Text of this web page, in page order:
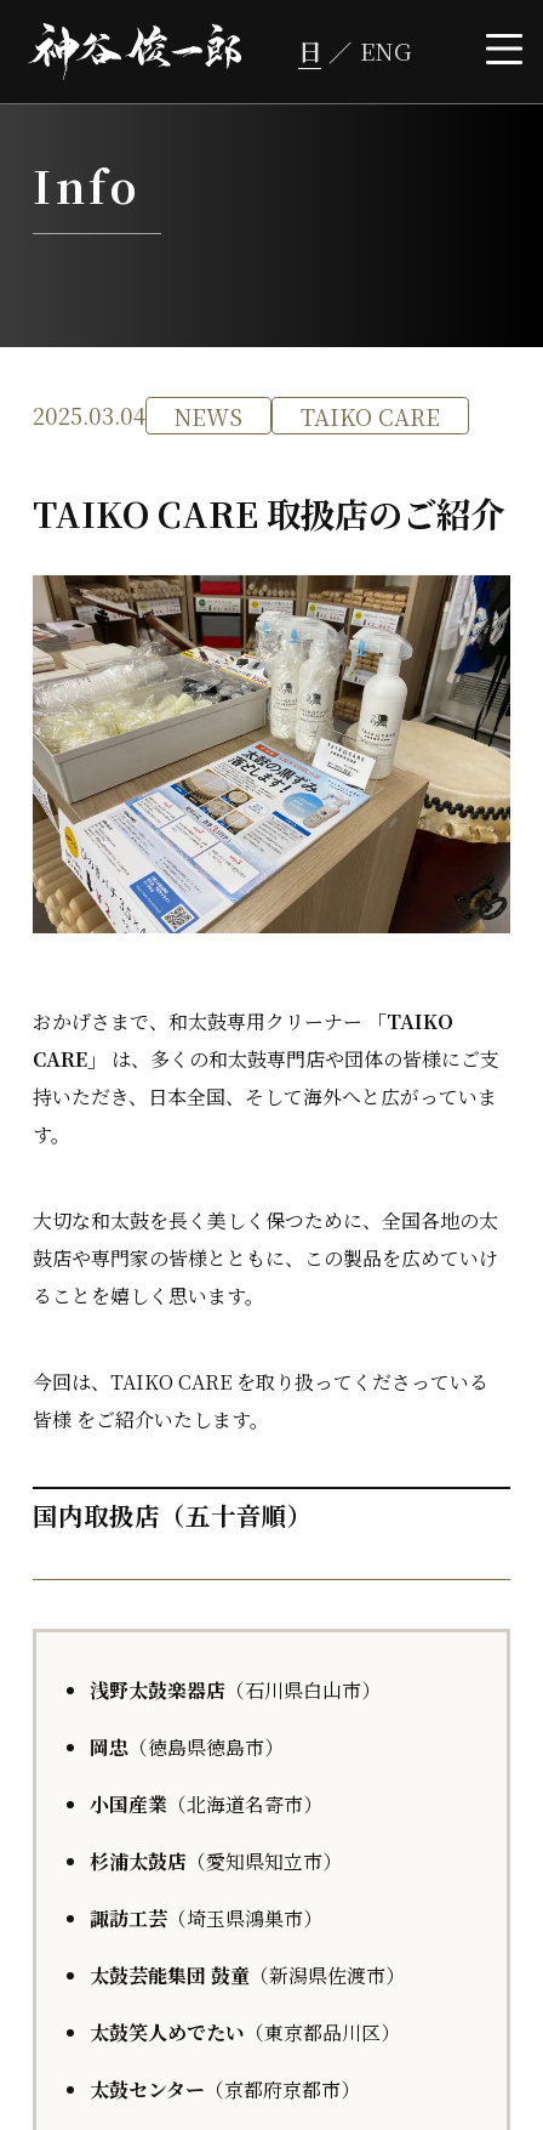
ス
Info
2025.03.04 NEWS TAIKO CARE
TAIKO CARE 取扱店のご紹介
おかげさまで、和太鼓専用クリーナー
「TAIKO
CARE」
は、多くの和太鼓専門店や団体の皆様にご支
持いただき、日本全国、そして海外へと広がっていま
す。
大切な和太鼓を長く美しく保つために、全国各地の太
鼓店や専門家の皆様とともに、この製品を広めていけ
ることを嬉しく思います。
今回は、TAIKO CARE を取り扱ってくださっている
皆様 をご紹介いたします。
国内取扱店（五十音順）
浅野太鼓楽器店 （石川県白山市）
岡忠 （徳島県徳島市）
小国産業 （北海道名寄市）
杉浦太鼓店 （愛知県知立市）
諏訪工芸 （埼玉県鴻巣市）
太鼓芸能集団 鼓童 （新潟県佐渡市）
太鼓笑人めでたい （東京都品川区）
太鼓センター （京都府京都市）